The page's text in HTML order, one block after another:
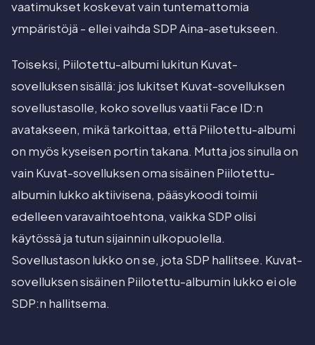
vaatimukset koskevat vain tuntemattomia
ympäristöjä - ellei vaihda SDP Aina-asetukseen.
Toiseksi, Piilotettu-albumi lukitun Kuvat-
sovelluksen sisällä: jos lukitset Kuvat-sovelluksen
sovellustasolle, koko sovellus vaatii Face ID:n
avatakseen, mikä tarkoittaa, että Piilotettu-albumi
on myös kyseisen portin takana. Mutta jos sinulla on
vain Kuvat-sovelluksen oma sisäinen Piilotettu-
albumin lukko aktiivisena, pääsykoodi toimii
edelleen varavaihtoehtona, vaikka SDP olisi
käytössä ja tutun sijainnin ulkopuolella.
Sovellustason lukko on se, jota SDP hallitsee. Kuvat-
sovelluksen sisäinen Piilotettu-albumin lukko ei ole
SDP:n hallitsema.